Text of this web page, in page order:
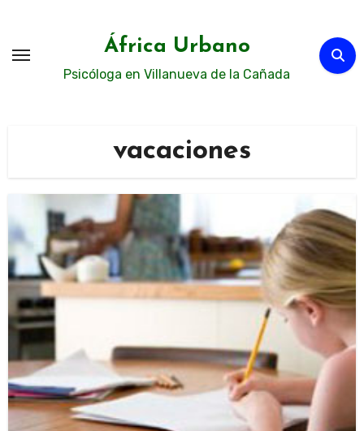
contenido
África Urbano
Psicóloga en Villanueva de la Cañada
vacaciones